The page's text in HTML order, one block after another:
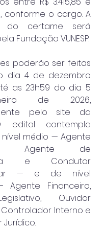
conforme o cargo. A
do certame será
Fundação VUNESP.
poderão ser feitas
dia 4 de dezembro
as 23h59 do dia 5
de 2026,
pelo site da
edital contempla
médio — Agente
Agente de
e Condutor
— e de nível
Agente Financeiro,
Ouvidor
Controlador Interno e
Jurídico.